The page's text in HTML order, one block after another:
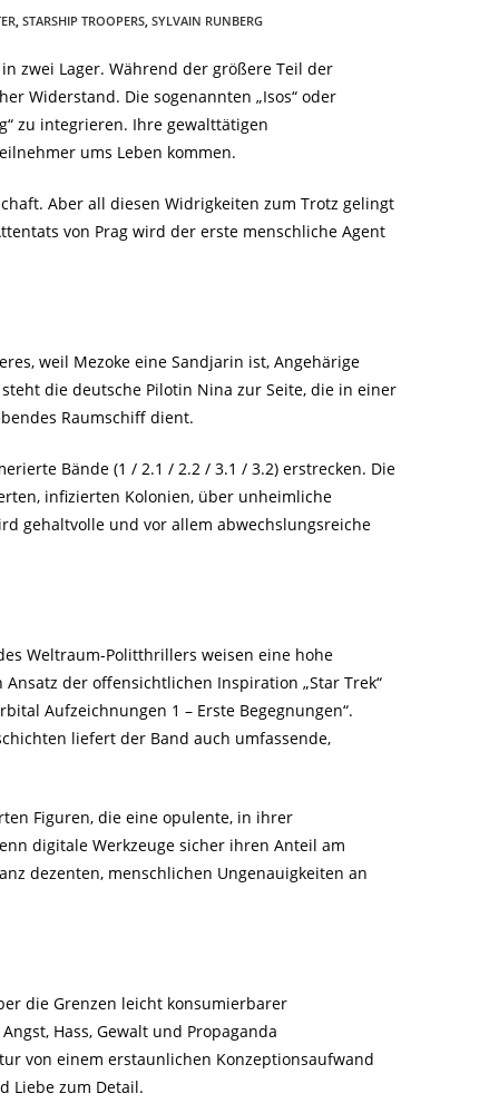
STARSHIP TROOPERS SYLVAIN RUNBERG
zwei Lager. Während der größere Teil der
Widerstand. Die sogenannten „Isos“ oder
zu integrieren. Ihre gewalttätigen
ums Leben kommen.
Aber all diesen Widrigkeiten zum Trotz gelingt
von Prag wird der erste menschliche Agent
weil Mezoke eine Sandjarin ist, Angehärige
die deutsche Pilotin Nina zur Seite, die in einer
Raumschiff dient.
Bände (1 / 2.1 / 2.2 / 3.1 / 3.2) erstrecken. Die
infizierten Kolonien, über unheimliche
gehaltvolle und vor allem abwechslungsreiche
Weltraum-Politthrillers weisen eine hohe
der offensichtlichen Inspiration „Star Trek“
Aufzeichnungen 1 – Erste Begegnungen“.
liefert der Band auch umfassende,
Figuren, die eine opulente, in ihrer
digitale Werkzeuge sicher ihren Anteil am
dezenten, menschlichen Ungenauigkeiten an
die Grenzen leicht konsumierbarer
Hass, Gewalt und Propaganda
von einem erstaunlichen Konzeptionsaufwand
Liebe zum Detail.